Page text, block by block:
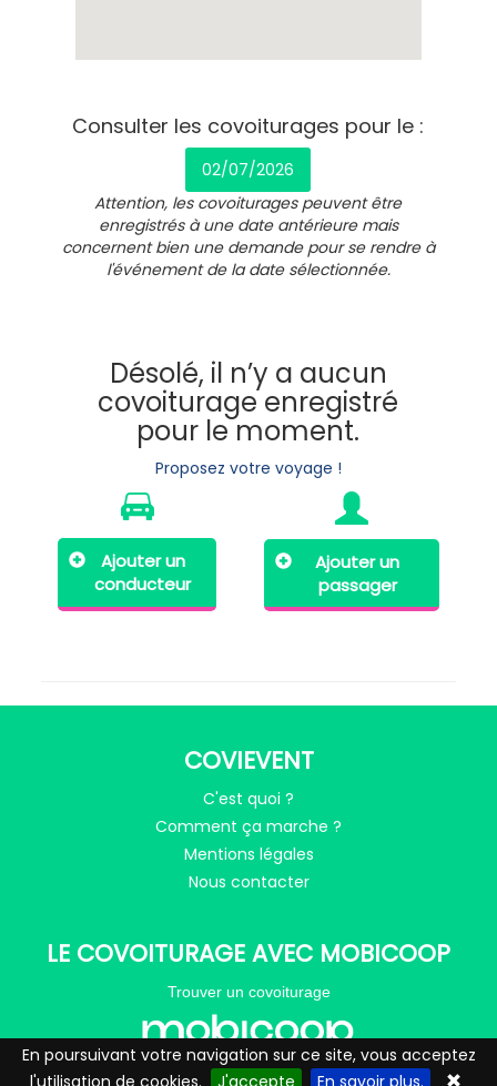
Consulter les covoiturages pour le :
02/07/2026
Attention, les covoiturages peuvent être
enregistrés à une date antérieure mais
concernent bien une demande pour se rendre à
l'événement de la date sélectionnée.
Désolé, il n’y a aucun
covoiturage enregistré
pour le moment.
Proposez votre voyage !
Ajouter un
conducteur
Ajouter un
passager
COVIEVENT
C'est quoi ?
Comment ça marche ?
Mentions légales
Nous contacter
LE COVOITURAGE AVEC MOBICOOP
Trouver un covoiturage
En poursuivant votre navigation sur ce site, vous acceptez
l'utilisation de cookies.
J'accepte En savoir plus.